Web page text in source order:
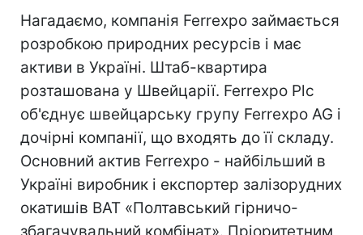
Нагадаємо, компанія Ferrexpo займається
розробкою природних ресурсів і має
активи в Україні. Штаб-квартира
розташована у Швейцарії. Ferrexpo Plc
об'єднує швейцарську групу Ferrexpo AG і
дочірні компанії, що входять до її складу.
Основний актив Ferrexpo - найбільший в
Україні виробник і експортер залізорудних
окатишів ВАТ «Полтавський гірничо-